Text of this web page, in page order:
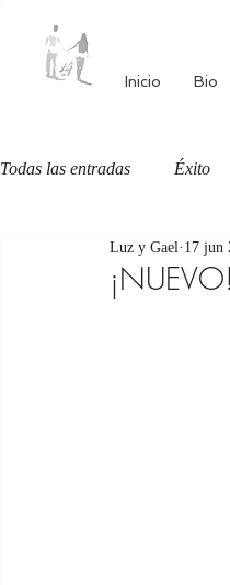
Inicio Bio
Todas las entradas Éxito
AutoestimaLuz y Gael 17 jun